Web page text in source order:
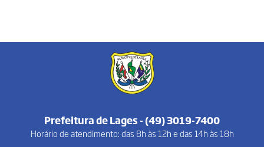
Prefeitura de Lages - (49) 3019-7400
Horário de atendimento: das 8h às 12h e das 14h às 18h